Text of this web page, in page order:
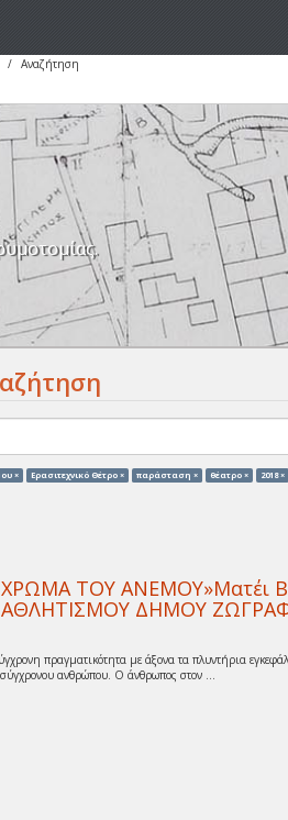
Αναζήτηση
× Ερασιτεχνικό Θέτρο × παράσταση × θέατρο × 2018 ×
ΤΟΥ ΑΝΕΜΟΥ»Ματέι
ΑΘΛΗΤΙΣΜΟΥ ΔΗΜΟΥ
πραγματικότητα με άξονα τα πλυντήρια
σύγχρονου ανθρώπου. Ο άνθρωπος στον ...